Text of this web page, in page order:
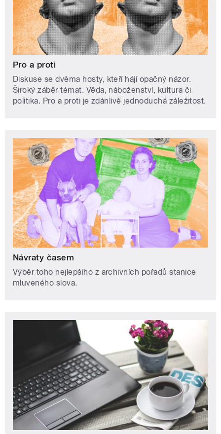
Pro a proti
Diskuse se dvěma hosty, kteří hájí opačný názor.
Široký záběr témat. Věda, náboženství, kultura či
politika. Pro a proti je zdánlivě jednoduchá záležitost.
Návraty časem
Výběr toho nejlepšího z archivních pořadů stanice
mluveného slova.